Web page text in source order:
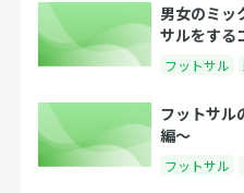
男女のミッ
サルをする
フットサル
フットサ
編〜
フットサル